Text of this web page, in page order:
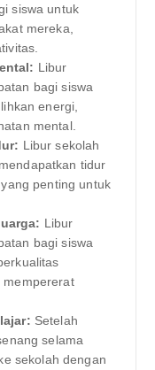
siswa untuk
mereka,
Libur
bagi siswa
energi,
mental.
Libur sekolah
tidur
penting untuk
Libur
bagi siswa
mempererat
Setelah
selama
sekolah dengan